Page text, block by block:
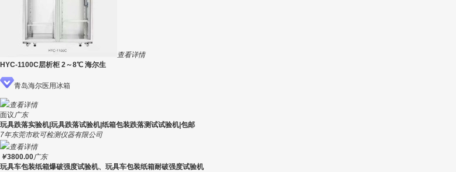
查看详情
HYC-1100C层析柜 2～8℃ 海尔生
青岛海尔医用冰箱
查看详情
面议广东
玩具跌落实验机|玩具跌落试验机|纸箱包装跌落测试试验机|包邮
7年东莞市欧可检测仪器有限公司
查看详情
￥3800.00广东
玩具车包装纸箱爆破强度试验机、玩具车包装纸箱耐破强度试验机